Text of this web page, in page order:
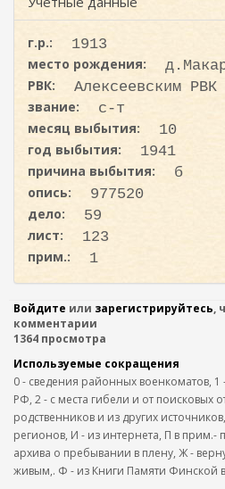
и
г.р.:
1913
место рождения:
РВК:
Алексеевским РВК
звание:
с-т
месяц выбытия:
10
год выбытия:
1941
причина выбытия:
б
опись:
977520
дело:
59
лист:
123
прим.:
1
Войдите или зарегистрируйтесь,
комментарии
1364 просмотра
Используемые сокращения
0 - сведения районных военкоматов,
РФ, 2 - с места гибели и от поисковых
родственников и из других
регионов, И - из интернета, П в прим.-
архива о пребывании в плену, Ж -
живым,. Ф - из Книги Памяти Финской